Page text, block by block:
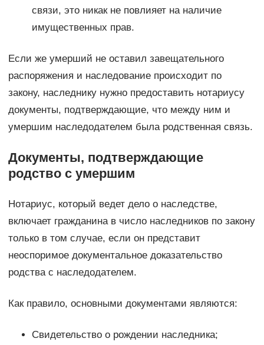
связи, это никак не повлияет на наличие
имущественных прав.
Если же умерший не оставил завещательного
распоряжения и наследование происходит по
закону, наследнику нужно предоставить нотариусу
документы, подтверждающие, что между ним и
умершим наследодателем была родственная связь.
Документы, подтверждающие
родство с умершим
Нотариус, который ведет дело о наследстве,
включает гражданина в число наследников по закону
только в том случае, если он представит
неоспоримое документальное доказательство
родства с наследодателем.
Как правило, основными документами являются:
Свидетельство о рождении наследника;